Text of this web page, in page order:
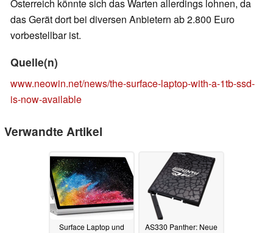
Österreich könnte sich das Warten allerdings lohnen, da
das Gerät dort bei diversen Anbietern ab 2.800 Euro
vorbestellbar ist.
Quelle(n)
www.neowin.net/news/the-surface-laptop-with-a-1tb-ssd-
is-now-available
Verwandte Artikel
Surface Laptop und
AS330 Panther: Neue